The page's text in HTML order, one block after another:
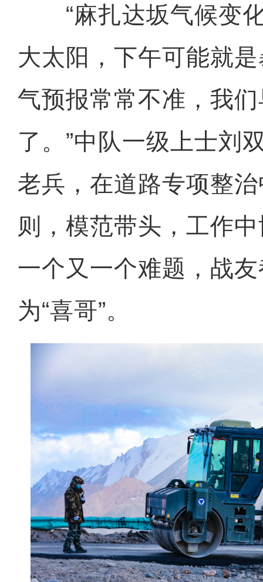
“麻扎达坂气候变化
大太阳，下午可能就
气预报常常不准，我
了。”中队一级上士刘
老兵，在道路专项整
则，模范带头，工作
一个又一个难题，战
为“喜哥”。